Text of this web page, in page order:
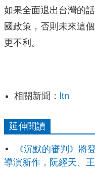
如果全面退出台灣的
國政策，否則未來這
更不利。
相關新聞： ltn
延伸閱讀
《沉默的審判》將
導演新作，阮經天、